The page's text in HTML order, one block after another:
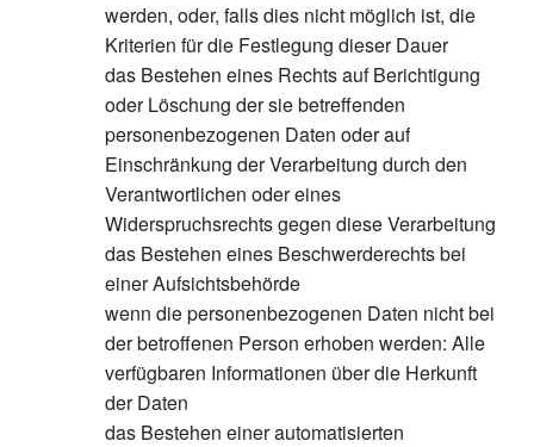
werden, oder, falls dies nicht möglich ist, die
Kriterien für die Festlegung dieser Dauer
das Bestehen eines Rechts auf Berichtigung
oder Löschung der sie betreffenden
personenbezogenen Daten oder auf
Einschränkung der Verarbeitung durch den
Verantwortlichen oder eines
Widerspruchsrechts gegen diese Verarbeitung
das Bestehen eines Beschwerderechts bei
einer Aufsichtsbehörde
wenn die personenbezogenen Daten nicht bei
der betroffenen Person erhoben werden: Alle
verfügbaren Informationen über die Herkunft
der Daten
das Bestehen einer automatisierten